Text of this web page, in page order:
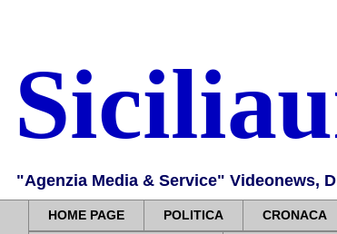
"Agenzia Media & Service" Videonews,
HOME PAGE POLITICA CRONACA